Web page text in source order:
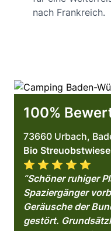
nach Frankreich.
100%
73660 Urbach,
Bio
⭐️ ⭐️ ⭐️ ⭐️ ⭐️
“Schöner ruhiger
Spaziergänger
Geräusche der
gestört.